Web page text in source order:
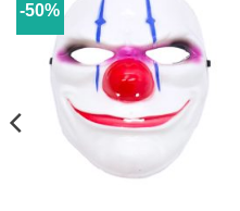
-50%
lista de
deseos